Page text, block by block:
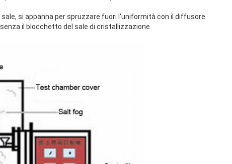
si appanna per spruzzare fuori l'uniformità con il diffusore
il blocchetto del sale di cristallizzazione.